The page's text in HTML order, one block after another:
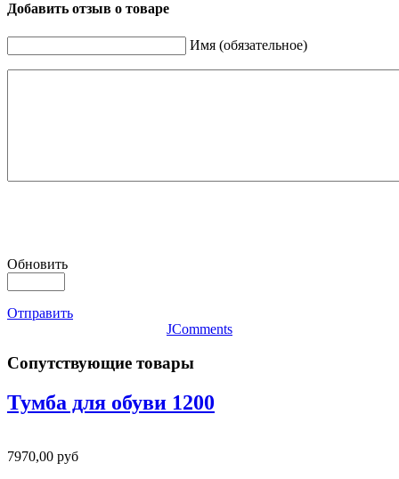
Добавить отзыв о товаре
Имя (обязательное)
Обновить
Отправить
JComments
Сопутствующие товары
Тумба для обуви 1200
7970,00 руб